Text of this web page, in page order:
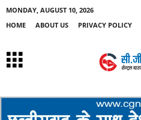
MONDAY, AUGUST 10, 2026
HOME
ABOUT US PRIVACY POLICY